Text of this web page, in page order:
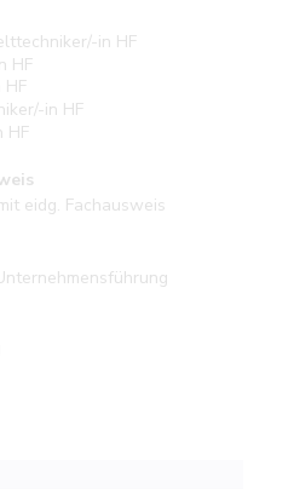
in HF
HF
in HF
HF
eidg. Fachausweis